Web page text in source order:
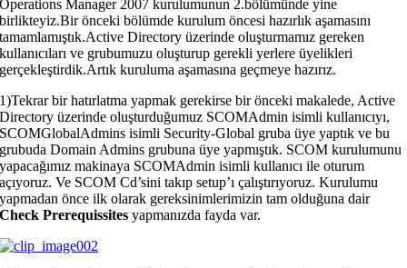
Operations Manager 2007 kurulumunun 2.bölümünde yine
birlikteyiz.Bir önceki bölümde kurulum öncesi hazırlık aşamasını
tamamlamıştık.Active Directory üzerinde oluşturmamız gereken
kullanıcıları ve grubumuzu oluşturup gerekli yerlere üyelikleri
gerçekleştirdik.Artık kuruluma aşamasına geçmeye hazırız.
1)Tekrar bir hatırlatma yapmak gerekirse bir önceki makalede, Active
Directory üzerinde oluşturduğumuz SCOMAdmin isimli kullanıcıyı,
SCOMGlobalAdmins isimli Security-Global gruba üye yaptık ve bu
grubuda Domain Admins grubuna üye yapmıştık. SCOM kurulumunu
yapacağımız makinaya SCOMAdmin isimli kullanıcı ile oturum
açıyoruz. Ve SCOM Cd’sini takıp setup’ı çalıştırıyoruz. Kurulumu
yapmadan önce ilk olarak gereksinimlerimizin tam olduğuna dair
Check Prerequissitesyapmanızda fayda var.